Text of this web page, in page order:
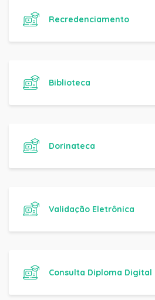
Recredenciamento
Biblioteca
Dorinateca
Validação Eletrônica
Consulta Diploma Digital